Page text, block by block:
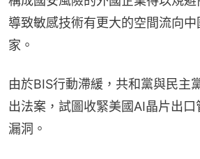
導致敏感技術有更大的空間流向中
家。
由於BIS行動滯緩，共和黨與民主
出法案，試圖收緊美國AI晶片出
漏洞。